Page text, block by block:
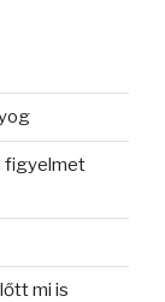
figyelmet
mi is